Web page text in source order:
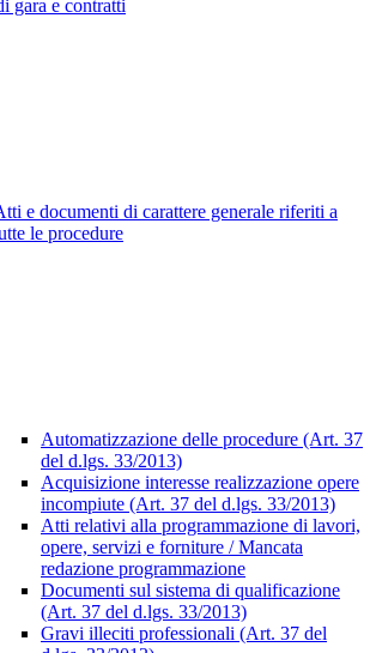
gara e contratti
e documenti di carattere generale riferiti a
le procedure
Automatizzazione delle procedure (Art. 37
del d.lgs. 33/2013)
Acquisizione interesse realizzazione opere
incompiute (Art. 37 del d.lgs. 33/2013)
Atti relativi alla programmazione di lavori,
opere, servizi e forniture / Mancata
redazione programmazione
Documenti sul sistema di qualificazione
(Art. 37 del d.lgs. 33/2013)
Gravi illeciti professionali (Art. 37 del